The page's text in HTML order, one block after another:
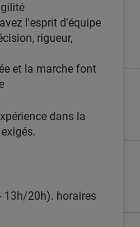
l'esprit d'équipe
rigueur,
et la marche font
dans la
13h/20h). horaires